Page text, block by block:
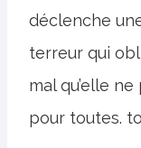
déclenche
terreur qui
mal qu’elle
pour toutes.